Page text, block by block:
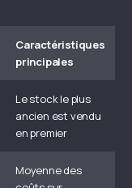
Caractéristiques
principales
Le stock le plus
ancien est vendu
en premier
Moyenne des